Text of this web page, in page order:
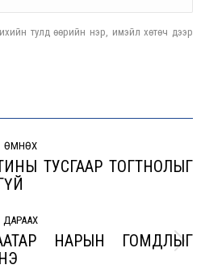
тулд өөрийн нэр, имэйл хөтөч дээр
ӨМНӨХ
PreviousТУСГААР ТОГТНОЛЫГ
ДАРААХ
Next
НАРЫН ГОМДЛЫГ